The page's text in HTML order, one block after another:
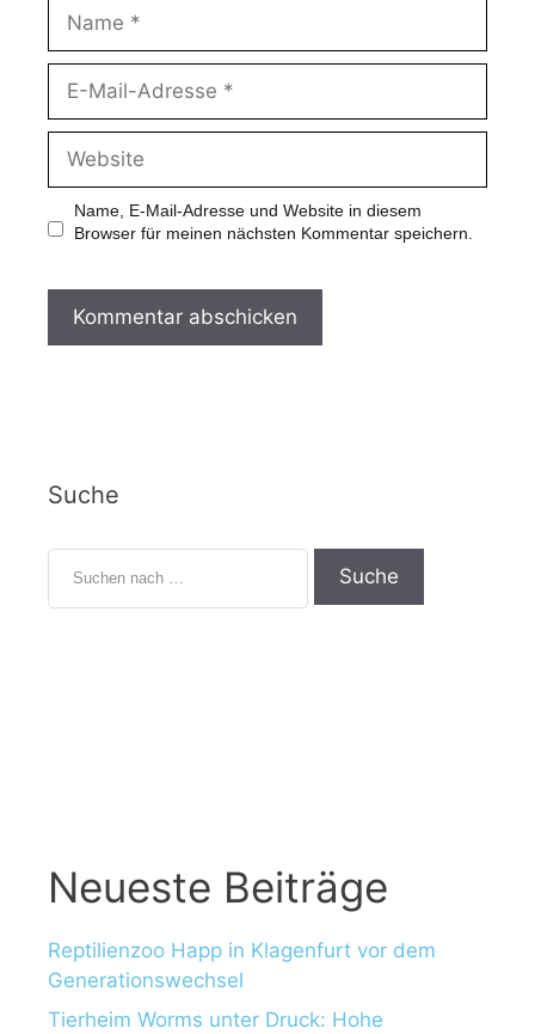
Name, E-Mail-Adresse und Website in diesem
Browser für meinen nächsten Kommentar speichern.
Suche
Neueste Beiträge
Reptilienzoo Happ in Klagenfurt vor dem
Generationswechsel
Tierheim Worms unter Druck: Hohe